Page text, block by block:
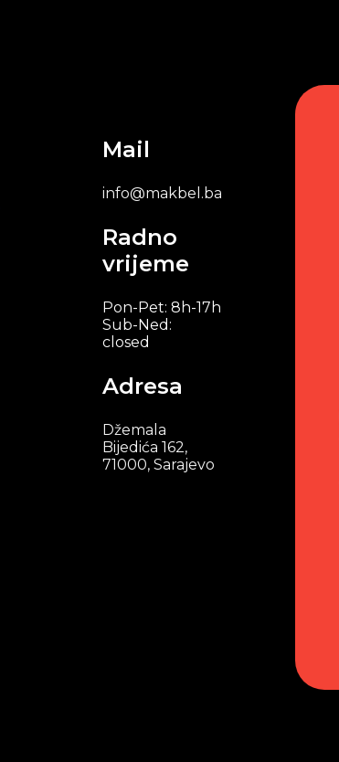
Mail
info@makbel.ba
Radno
vrijeme
Pon-Pet: 8h-17h
Sub-Ned:
closed
Adresa
Džemala
Bijedića 162,
71000, Sarajevo